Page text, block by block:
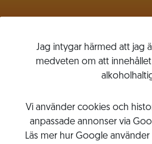
Jag intygar härmed att jag
medveten om att
Vi använder cookies och
anpassade annonser via
Läs mer hur Google